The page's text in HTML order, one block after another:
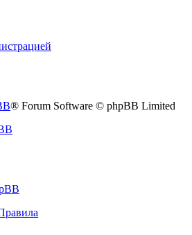
® Forum Software © phpBB Limited